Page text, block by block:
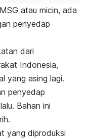
atau micin, ada
penyedap
dari
Indonesia,
yang asing lagi.
penyedap
Bahan ini
yang diproduksi